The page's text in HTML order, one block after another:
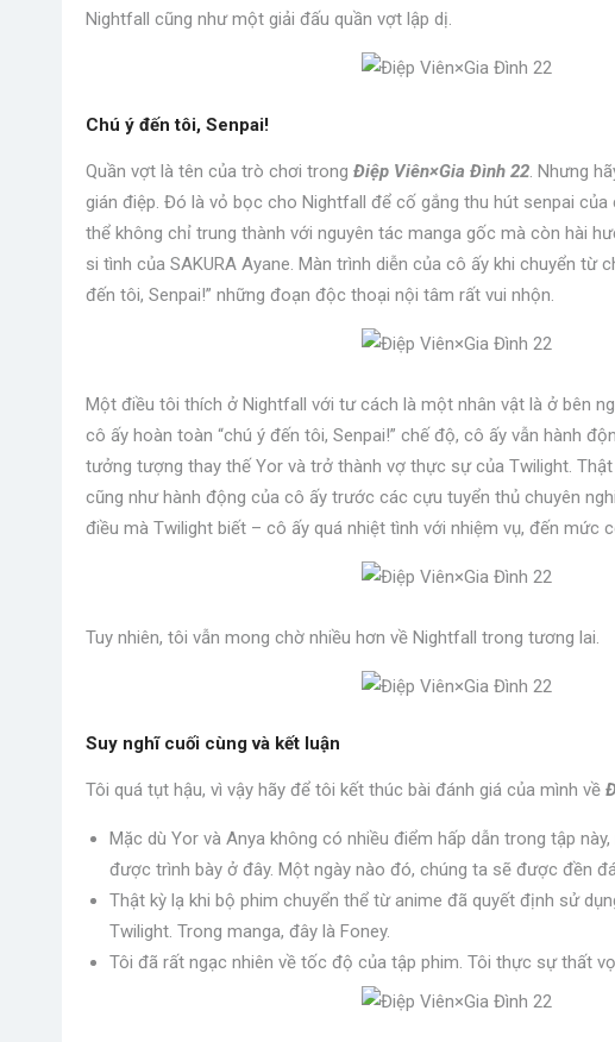
Nightfall cũng như một giải đấu quần vợt lập dị.
Chú ý đến tôi, Senpai!
Quần vợt là tên của trò chơi trong Điệp Viên×Gia Đình 22. Nhưng
gián điệp. Đó là vỏ bọc cho Nightfall để cố gắng thu hút senpai
thể không chỉ trung thành với nguyên tác manga gốc mà còn hài
si tình của SAKURA Ayane. Màn trình diễn của cô ấy khi chuyển từ
đến tôi, Senpai!” những đoạn độc thoại nội tâm rất vui nhộn.
Một điều tôi thích ở Nightfall với tư cách là một nhân vật là ở bên
cô ấy hoàn toàn “chú ý đến tôi, Senpai!” chế độ, cô ấy vẫn hành
tưởng tượng thay thế Yor và trở thành vợ thực sự của Twilight.
cũng như hành động của cô ấy trước các cựu tuyển thủ chuyên
điều mà Twilight biết – cô ấy quá nhiệt tình với nhiệm vụ, đến mức
Tuy nhiên, tôi vẫn mong chờ nhiều hơn về Nightfall trong tương lai.
Suy nghĩ cuối cùng và kết luận
Tôi quá tụt hậu, vì vậy hãy để tôi kết thúc bài đánh giá của mình về
Mặc dù Yor và Anya không có nhiều điểm hấp dẫn trong tập
được trình bày ở đây. Một ngày nào đó, chúng ta sẽ được đền
Thật kỳ lạ khi bộ phim chuyển thể từ anime đã quyết định sử
Twilight. Trong manga, đây là Foney.
Tôi đã rất ngạc nhiên về tốc độ của tập phim. Tôi thực sự thất